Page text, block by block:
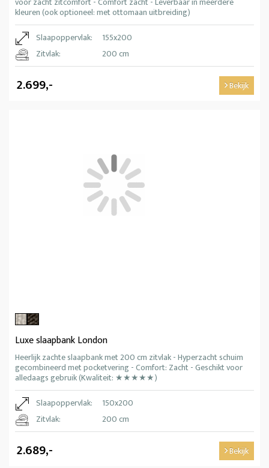
kleuren (ook optioneel: met ottomaan uitbreiding)
Slaapoppervlak:
155x200
Zitvlak:
200 cm
2.699,- Bekijk
Luxe slaapbank London
Heerlijk zachte slaapbank met 200 cm zitvlak - Hyperzacht schuim
gecombineerd met pocketvering - Comfort: Zacht - Geschikt voor
alledaags gebruik (Kwaliteit: ★★★★★)
Slaapoppervlak:
150x200
Zitvlak:
200 cm
2.689,- Bekijk